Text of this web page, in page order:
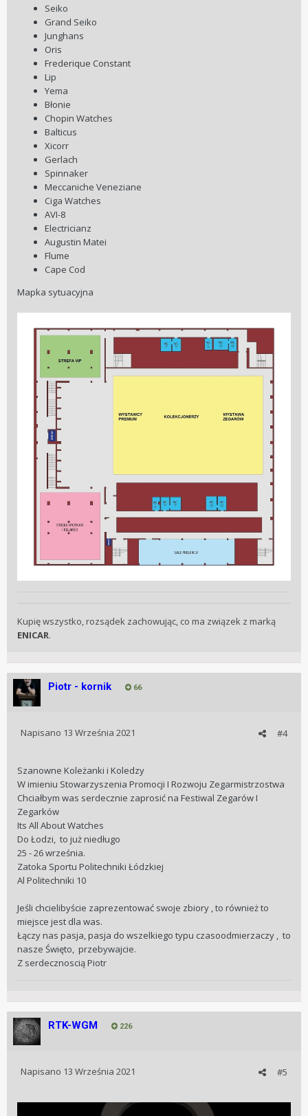
Seiko
Grand Seiko
Junghans
Oris
Frederique Constant
Lip
Yema
Błonie
Chopin Watches
Balticus
Xicorr
Gerlach
Spinnaker
Meccaniche Veneziane
Ciga Watches
AVI-8
Electricianz
Augustin Matei
Flume
Cape Cod
Mapka sytuacyjna
Kupię wszystko, rozsądek zachowując, co ma związek z marką
ENICAR.
Piotr - kornik 66
#4
Napisano 13 Września 2021
Szanowne Koleżanki i Koledzy
W imieniu Stowarzyszenia Promocji I Rozwoju Zegarmistrzostwa
Chciałbym was serdecznie zaprosić na Festiwal Zegarów I
Zegarków
Its All About Watches
Do Łodzi, to już niedługo
25 - 26 września.
Zatoka Sportu Politechniki Łódzkiej
Al Politechniki 10
Jeśli chcielibyście zaprezentować swoje zbiory , to również to
miejsce jest dla was.
Łączy nas pasja, pasja do wszelkiego typu czasoodmierzaczy , to
nasze Święto, przebywajcie.
Z serdecznoscią Piotr
RTK-WGM 226
#5
Napisano 13 Września 2021